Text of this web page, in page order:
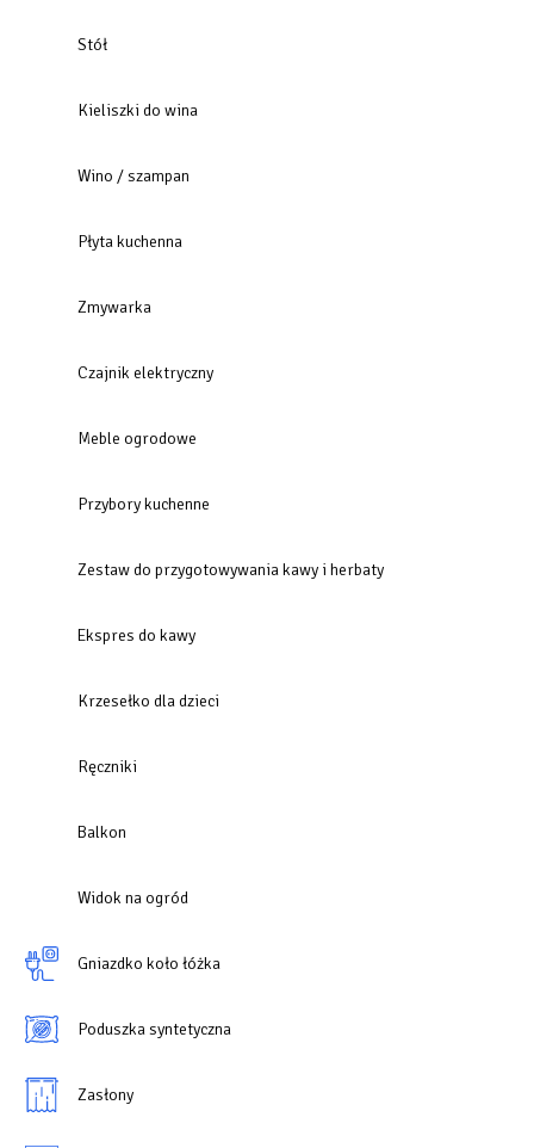
Stół
Kieliszki do wina
Wino / szampan
Płyta kuchenna
Zmywarka
Czajnik elektryczny
Meble ogrodowe
Przybory kuchenne
Zestaw do przygotowywania kawy i herbaty
Ekspres do kawy
Krzesełko dla dzieci
Ręczniki
Balkon
Widok na ogród
Gniazdko koło łóżka
Poduszka syntetyczna
Zasłony